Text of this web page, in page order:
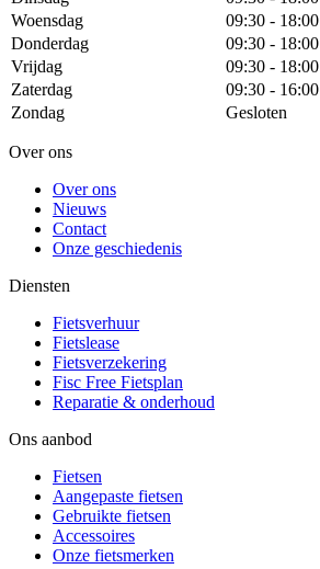
Woensdag
09:30 - 18:00
Donderdag
09:30 - 18:00
Vrijdag
09:30 - 18:00
Zaterdag
09:30 - 16:00
Zondag
Gesloten
Over ons
Over ons
Nieuws
Contact
Onze geschiedenis
Diensten
Fietsverhuur
Fietslease
Fietsverzekering
Fisc Free Fietsplan
Reparatie & onderhoud
Ons aanbod
Fietsen
Aangepaste fietsen
Gebruikte fietsen
Accessoires
Onze fietsmerken